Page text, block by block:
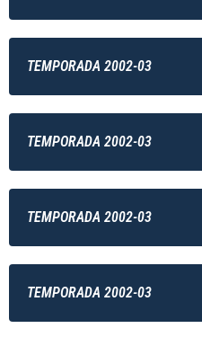
TEMPORADA 2002-03
TEMPORADA 2002-03
TEMPORADA 2002-03
TEMPORADA 2002-03